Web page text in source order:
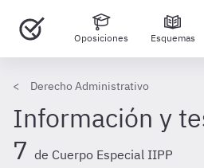
Oposiciones Esquemas
Derecho Administrativo
Información y
7 de Cuerpo Especial IIPP